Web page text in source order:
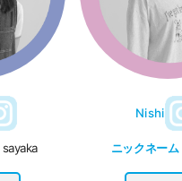
sayaka
Nishi
ニックネーム